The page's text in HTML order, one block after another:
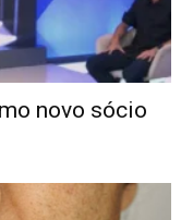
novo sócio